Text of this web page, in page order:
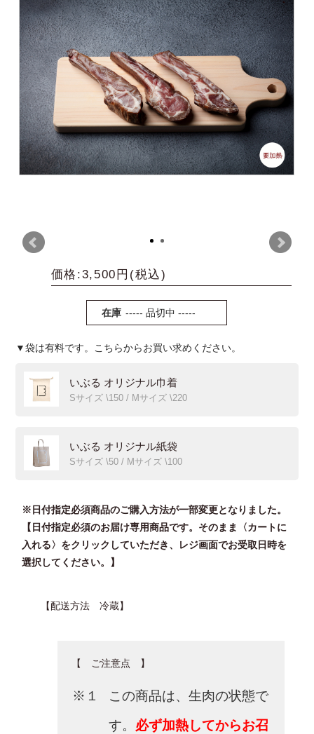
価格:3,500円(税込)
在庫 ----- 品切中 -----
▼袋は有料です。こちらからお買い求めください。
いぶる オリジナル巾着
Sサイズ \150 / Mサイズ \220
いぶる オリジナル紙袋
Sサイズ \50 / Mサイズ \100
※日付指定必須商品のご購入方法が一部変更となりました。
【日付指定必須のお届け専用商品です。そのまま〈カートに
入れる〉をクリックしていただき、レジ画面でお受取日時を
選択してください。】
【配送方法 冷蔵】
【 ご注意点 】
※１
この商品は、生肉の状態で
す。 必ず加熱してからお召